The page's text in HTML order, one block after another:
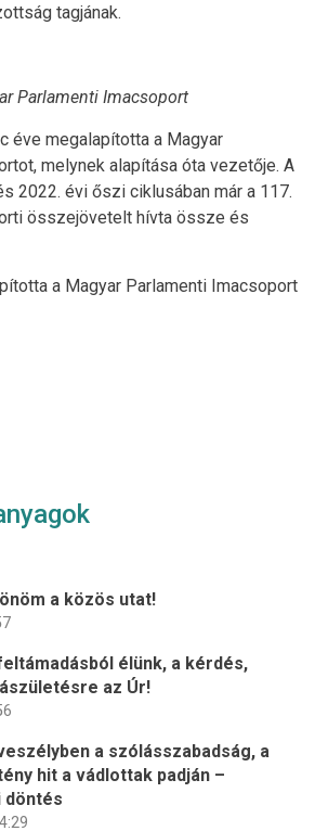
tagjának.
Parlamenti Imacsoport
éve megalapította a Magyar
melynek alapítása óta vezetője. A
2022. évi őszi ciklusában már a 117.
összejövetelt hívta össze és
a Magyar Parlamenti Imacsoport
a közös utat!
élünk, a kérdés,
az Úr!
a szólásszabadság, a
hit a vádlottak padján –
döntés